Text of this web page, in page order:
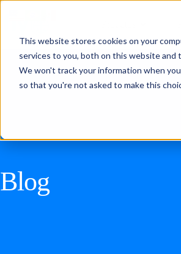
This website stores cookies on your
services to you, both on this website and
We won't track your information when
so that you're not asked to make this
Blog